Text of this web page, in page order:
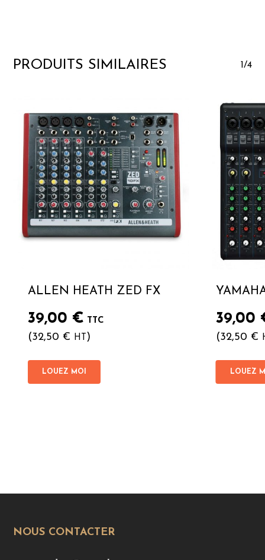
PRODUITS SIMILAIRES 1/4
ALLEN HEATH ZED FX
39,00 € TTC
(32,50 € HT )
LOUEZ MOI
39,00
(32,50 €
LOUEZ
NOUS CONTACTER